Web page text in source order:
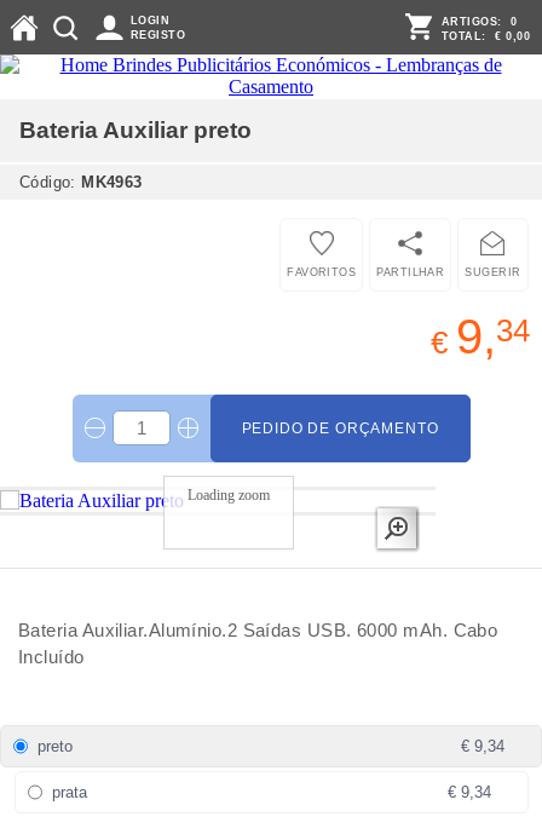
LOGIN
REGISTO
ARTIGOS: 0
TOTAL: € 0,00
Bateria Auxiliar preto
Código: MK4963
SUGERIR
PARTILHAR
FAVORITOS
€ 9,34
PEDIDO DE ORÇAMENTO
Loading zoom
Bateria Auxiliar.Alumínio.2 Saídas USB. 6000 mAh. Cabo
Incluído
preto € 9,34
prata € 9,34